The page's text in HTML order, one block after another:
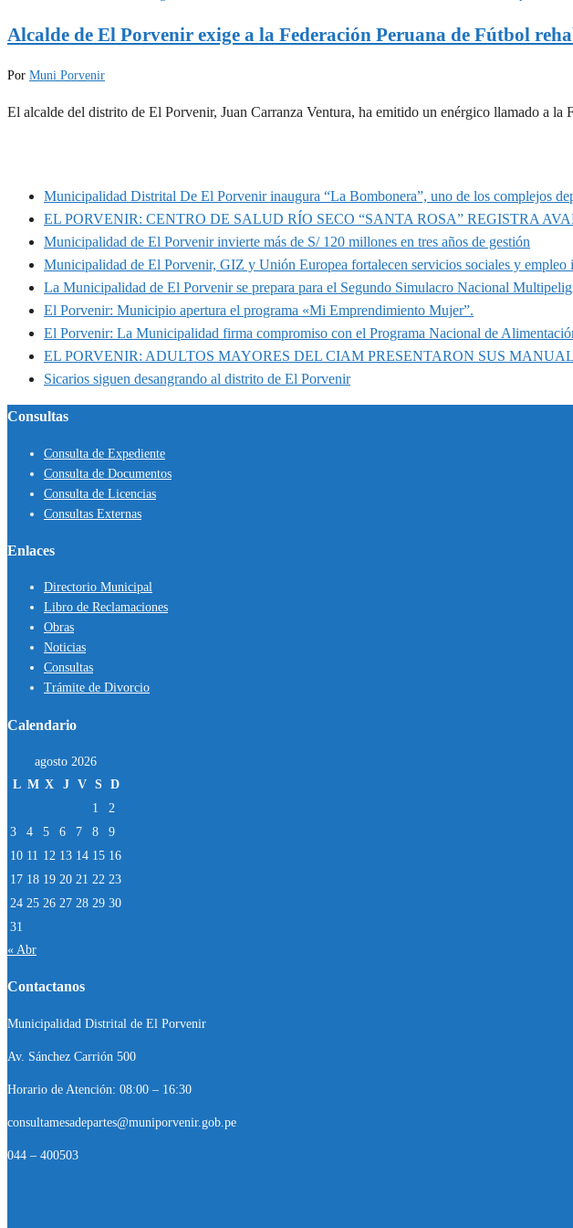
Alcalde de El Porvenir exige a la Federación Peruana de Fútbol
Por Muni Porvenir
El alcalde del distrito de El Porvenir, Juan Carranza Ventura, ha emitido un enérgico llamado a la
Municipalidad Distrital De El Porvenir inaugura “La Bombonera”, uno de los complejos
EL PORVENIR: CENTRO DE SALUD RÍO SECO “SANTA ROSA” REGISTRA
Municipalidad de El Porvenir invierte más de S/ 120 millones en tres años de gestión
Municipalidad de El Porvenir, GIZ y Unión Europea fortalecen servicios sociales y empleo
La Municipalidad de El Porvenir se prepara para el Segundo Simulacro Nacional
El Porvenir: Municipio apertura el programa «Mi Emprendimiento Mujer”.
El Porvenir: La Municipalidad firma compromiso con el Programa Nacional de
EL PORVENIR: ADULTOS MAYORES DEL CIAM PRESENTARON SUS
Sicarios siguen desangrando al distrito de El Porvenir
Consultas
Consulta de Expediente
Consulta de Documentos
Consulta de Licencias
Consultas Externas
Enlaces
Directorio Municipal
Libro de Reclamaciones
Obras
Noticias
Consultas
Trámite de Divorcio
Calendario
agosto 2026
L M X J V S D
1
2
3
4 5 6 7 8
9
10 11 12 13 14 15 16
17 18 19 20 21 22 23
24 25 26 27 28 29 30
31
« Abr
Contactanos
Municipalidad Distrital de El Porvenir
Av. Sánchez Carrión 500
Horario de Atención: 08:00 – 16:30
consultamesadepartes@muniporvenir.gob.pe
044 – 400503